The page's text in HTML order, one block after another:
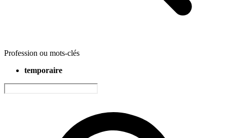
Profession ou mots-clés
temporaire